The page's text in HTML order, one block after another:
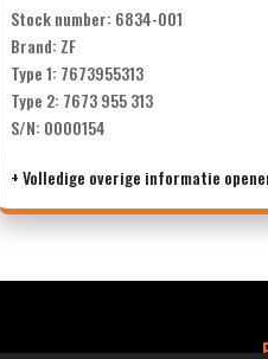
Stock number: 6834-001
Brand: ZF
Type 1: 7673955313
Type 2: 7673 955 313
S/N: 0000154
+ Volledige overige informatie